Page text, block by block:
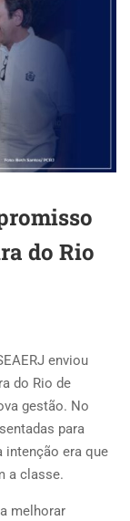
do Rio
enviou
do Rio de
gestão. No
para
intenção era que
a classe.
melhorar